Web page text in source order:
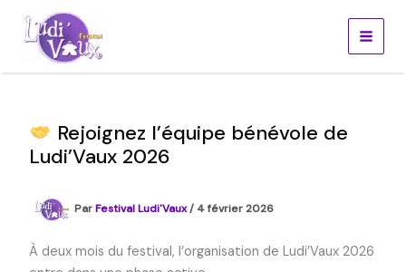
contenu
Rejoignez l’équipe bénévole de
Ludi’Vaux 2026
ParFestival Ludi'Vaux/ 4 février 2026
À deux mois du festival, l’organisation de Ludi’Vaux 2026